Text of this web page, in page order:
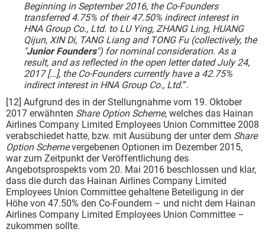
Beginning in September 2016, the Co-Founders
transferred 4.75% of their 47.50% indirect interest in
HNA Group Co., Ltd. to LU Ying, ZHANG Ling, HUANG
Qijun, XIN Di, TANG Liang and TONG Fu (collectively, the
"Junior Founders") for nominal consideration. As a
result, and as reflected in the open letter dated July 24,
2017 […], the Co-Founders currently have a 42.75%
indirect interest in HNA Group Co., Ltd.”.
[12] Aufgrund des in der Stellungnahme vom 19. Oktober
2017 erwähnten Share Option Scheme, welches das Hainan
Airlines Company Limited Employees Union Committee 2008
verabschiedet hatte, bzw. mit Ausübung der unter dem Share
Option Schemevergebenen Optionen im Dezember 2015,
war zum Zeitpunkt der Veröffentlichung des
Angebotsprospekts vom 20. Mai 2016 beschlossen und klar,
dass die durch das Hainan Airlines Company Limited
Employees Union Committee gehaltene Beteiligung in der
Höhe von 47.50% den Co-Foundern – und nicht dem Hainan
Airlines Company Limited Employees Union Committee –
zukommen sollte.